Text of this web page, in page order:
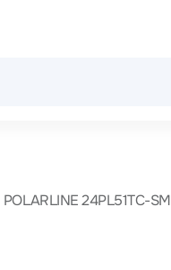
POLARLINE 24PL51TC-SM